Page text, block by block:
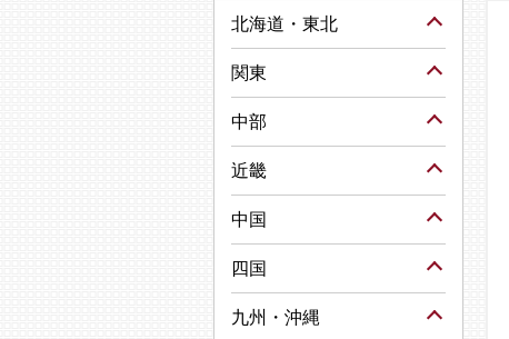
北海道・東北
関東
中部
近畿
中国
四国
九州・沖縄